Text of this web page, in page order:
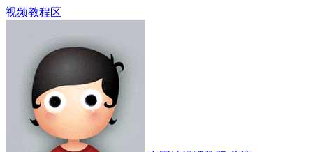
视频教程区